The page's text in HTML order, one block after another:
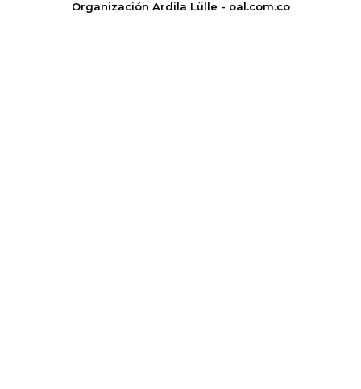
Organización Ardila Lülle - oal.com.co